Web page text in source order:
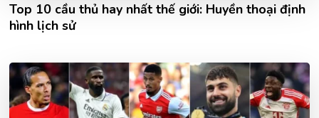
Top 10 cầu thủ hay nhất thế giới: Huyền thoại định
hình lịch sử